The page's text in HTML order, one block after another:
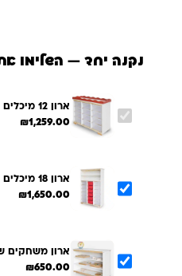
נקנה יחד — השלימו
ארון 12 מיכלים + גל
₪1,259.00
ארון 18 מיכלים + 2 תאים
₪1,650.00
ארון משחקים
₪650.00